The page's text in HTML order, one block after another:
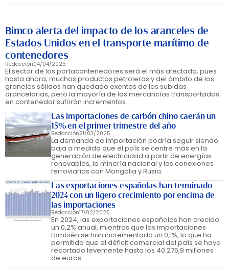
Bimco alerta del impacto de los aranceles de
Estados Unidos en el transporte marítimo de
contenedores
Redacción04/04/2025
El sector de los portacontenedores será el más afectado, pues
hasta ahora, muchos productos petroleros y del ámbito de los
graneles sólidos han quedado exentos de las subidas
arancelarias, pero la mayoría de las mercancías transportadas
en contenedor sufrirán incrementos.
Las importaciones de carbón chino caerán un
15% en el primer trimestre del año
Redacción21/03/2025
La demanda de importación podría seguir siendo
baja a medida que el país se centre más en la
generación de electricidad a partir de energías
renovables, la minería nacional y las conexiones
ferroviarias con Mongolia y Rusia.
Las exportaciones españolas han terminado
2024 con un ligero crecimiento por encima de
las importaciones
Redacción17/02/2025
En 2024, las exportaciones españolas han crecido
un 0,2% anual, mientras que las importaciones
también se han incrementado un 0,1%, lo que ha
permitido que el déficit comercial del país se haya
recortado levemente hasta los 40.275,9 millones
de euros.